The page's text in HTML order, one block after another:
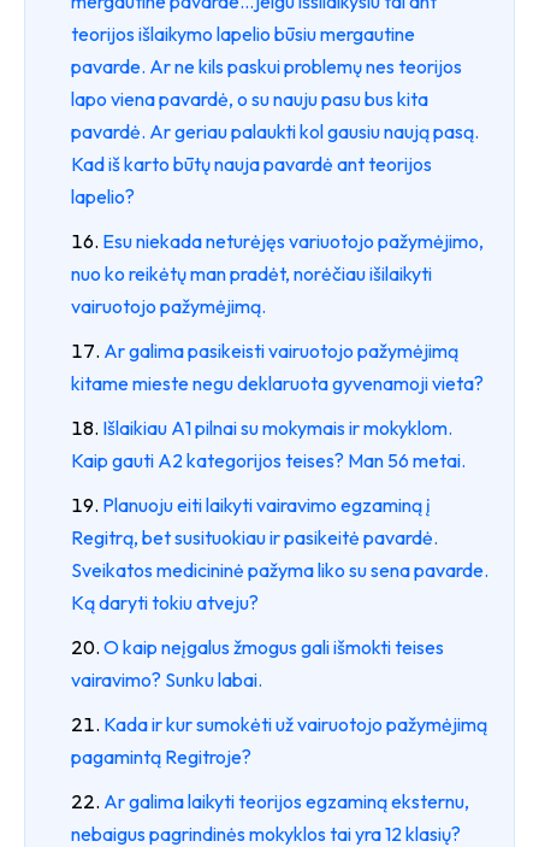
teorijos išlaikymo lapelio būsiu mergautine
pavarde. Ar ne kils paskui problemų nes teorijos
lapo viena pavardė, o su nauju pasu bus kita
pavardė. Ar geriau palaukti kol gausiu naują pasą.
Kad iš karto būtų nauja pavardė ant teorijos
lapelio?
Esu niekada neturėjęs variuotojo pažymėjimo,
nuo ko reikėtų man pradėt, norėčiau išilaikyti
vairuotojo pažymėjimą.
Ar galima pasikeisti vairuotojo pažymėjimą
kitame mieste negu deklaruota gyvenamoji vieta?
Išlaikiau A1 pilnai su mokymais ir mokyklom.
Kaip gauti A2 kategorijos teises? Man 56 metai.
Planuoju eiti laikyti vairavimo egzaminą į
Regitrą, bet susituokiau ir pasikeitė pavardė.
Sveikatos medicininė pažyma liko su sena pavarde.
Ką daryti tokiu atveju?
O kaip neįgalus žmogus gali išmokti teises
vairavimo? Sunku labai.
Kada ir kur sumokėti už vairuotojo pažymėjimą
pagamintą Regitroje?
Ar galima laikyti teorijos egzaminą eksternu,
nebaigus pagrindinės mokyklos tai yra 12 klasių?